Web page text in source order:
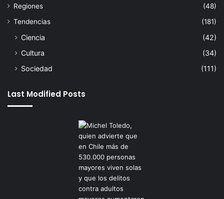
Regiones
(48)
Tendencias
(181)
Ciencia
(42)
Cultura
(34)
Sociedad
(111)
Last Modified Posts